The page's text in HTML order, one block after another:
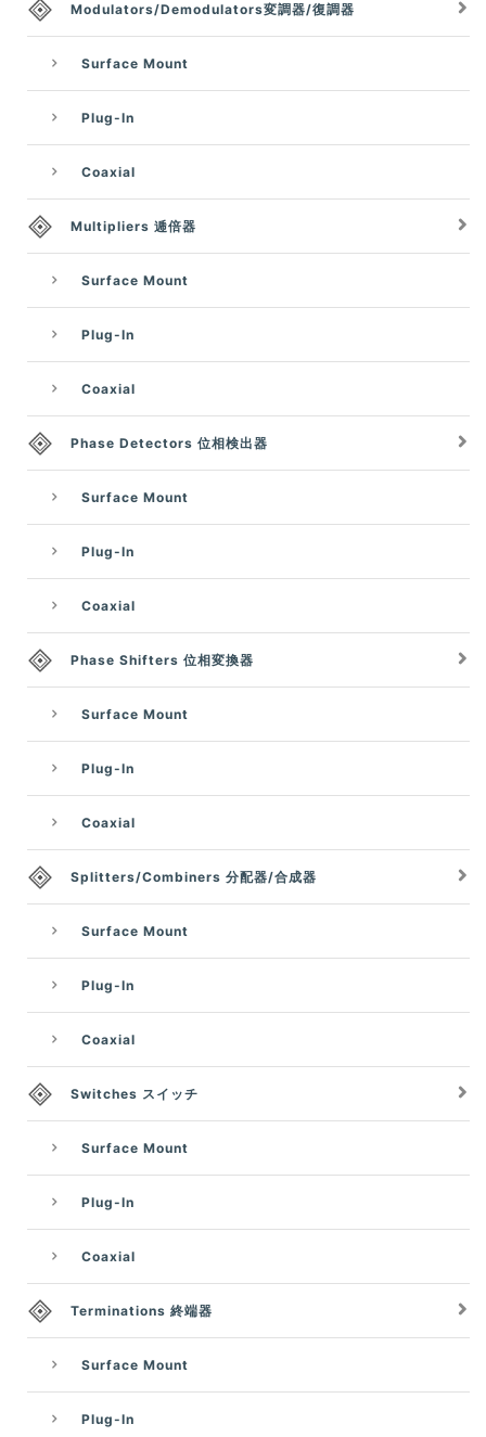
Modulators/Demodulators変調器/復調器
Surface Mount
Plug-In
Coaxial
Multipliers 逓倍器
Surface Mount
Plug-In
Coaxial
Phase Detectors 位相検出器
Surface Mount
Plug-In
Coaxial
Phase Shifters 位相変換器
Surface Mount
Plug-In
Coaxial
Splitters/Combiners 分配器/合成器
Surface Mount
Plug-In
Coaxial
Switches スイッチ
Surface Mount
Plug-In
Coaxial
Terminations 終端器
Surface Mount
Plug-In